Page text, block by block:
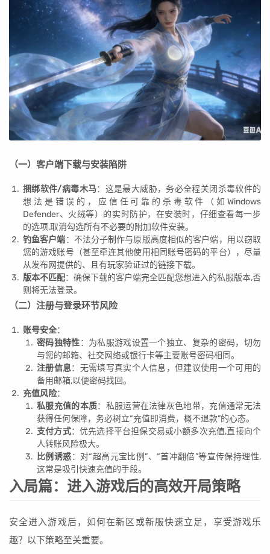
（一）客户端下载与安装陷阱
捆绑软件/病毒木马：这是最大威胁，务必全程关闭杀毒软件的
想法是错误的，应信任可靠的杀毒软件（如Windows
Defender、火绒等）的实时防护，在安装时，仔细查看每一步
的选项,取消勾选所有不必要的附加软件安装。
钓鱼客户端：不法分子制作与原版高度相似的客户端，用以窃取
您的游戏账号（甚至牵连其他使用相同账号密码的平台），尽量
从发布网提供的、且有玩家验证过的链接下载。
版本不匹配：确保下载的客户端完全匹配您想进入的私服版本,否
则将无法登录。
（二）注册与登录环节风险
账号安全：
密码独特性：为私服游戏设置一个独立、复杂的密码，切勿
与您的邮箱、社交网络或银行卡等主要账号密码相同。
注册信息：无需填写真实个人信息，但建议使用一个可用的
备用邮箱,以便密码找回。
充值风险：
私服充值的本质：私服运营在法律灰色地带，充值通常无法
获得任何保障，务必树立“充值即消费，概不退款”的心态。
支付方式：优先选择平台担保交易或小额多次充值,直接向个
人转账风险极大。
比例诱惑：对“超高元宝比例”、“首冲翻倍”等宣传保持理性,
这常是吸引快速充值的手段。
入局篇：进入游戏后的高效开局策略
安全进入游戏后，如何在新区或新服快速立足，享受游戏乐
趣？以下策略至关重要。